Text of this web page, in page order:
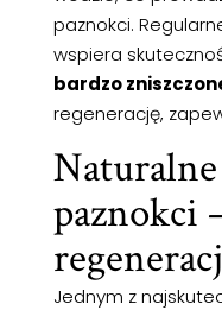
paznokci.
wspiera
bardzo
regenerację,
paznokci
Jednym z